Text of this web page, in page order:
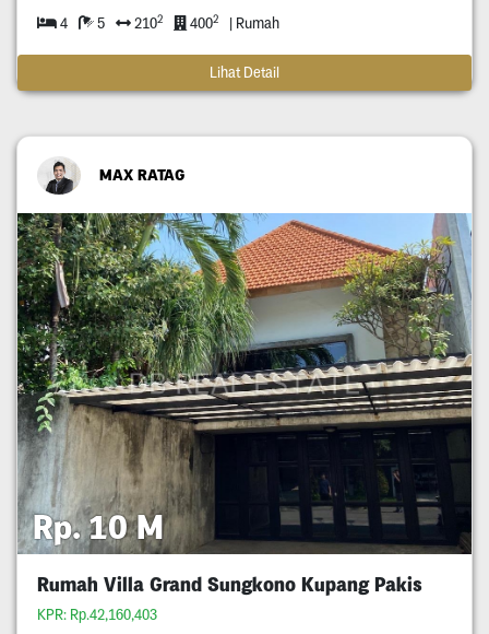
4 5 2102 4002 | Rumah
Lihat Detail
MAX RATAG
Rp. 10 M
Rumah Villa Grand Sungkono Kupang Pakis
KPR: Rp.42,160,403